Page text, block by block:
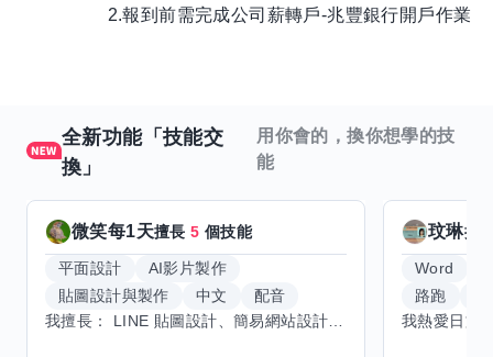
2.報到前需完成公司薪轉戶-兆豐銀行開戶作業
全新功能「技能交
換」
用你會的，換你想學的技
能
微笑每1天擅長5 個技能
平面設計
AI影片製作
貼圖設計與製作
中文
配音
玟琳擅
Word
路跑